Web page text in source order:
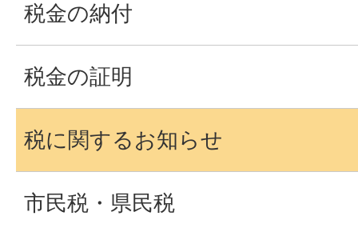
税金の納付
税金の証明
税に関するお知らせ
市民税・県民税